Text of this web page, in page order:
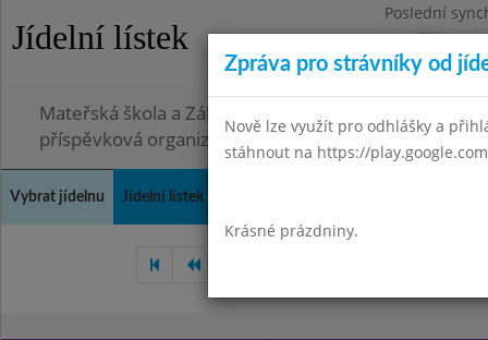
Jídelní lístek
Poslední
Pondělí
Omezení
Mateřská škola a Základní škola, Ostopovice, okres
příspěvková organizace
Vybrat jídelnu Jídelní lístek
Zpráva pro strávníky od
Nově lze využít pro odhlášky a
stáhnout na https://
Krásné prázdniny.